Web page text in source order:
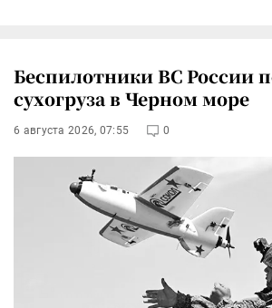
Беспилотники ВС России
сухогруза в Черном море
6 августа 2026, 07:55 0